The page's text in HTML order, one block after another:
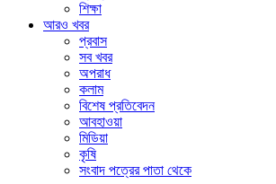
শিক্ষা
আরও খবর
প্রবাস
সব খবর
অপরাধ
কলাম
বিশেষ প্রতিবেদন
আবহাওয়া
মিডিয়া
কৃষি
সংবাদ পত্রের পাতা থেকে